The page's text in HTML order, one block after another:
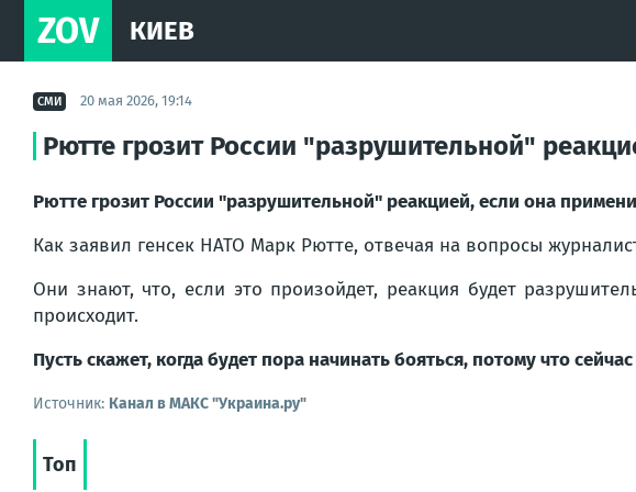
ZOV КИЕВ
СМИ 20 мая 2026, 19:14
Рютте грозит России "разрушительной"
Рютте грозит России "разрушительной" реакцией, если она
Как заявил генсек НАТО Марк Рютте, отвечая на вопросы
Они знают, что, если это произойдет, реакция будет
происходит.
Пусть скажет, когда будет пора начинать бояться, потому что
Источник: Канал в МАКС "Украина.ру"
Топ